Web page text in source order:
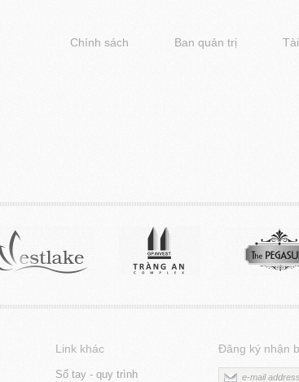
Chính sách Ban quản trị
Link khác
Sổ tay - quy trình
Đăng ký nhận